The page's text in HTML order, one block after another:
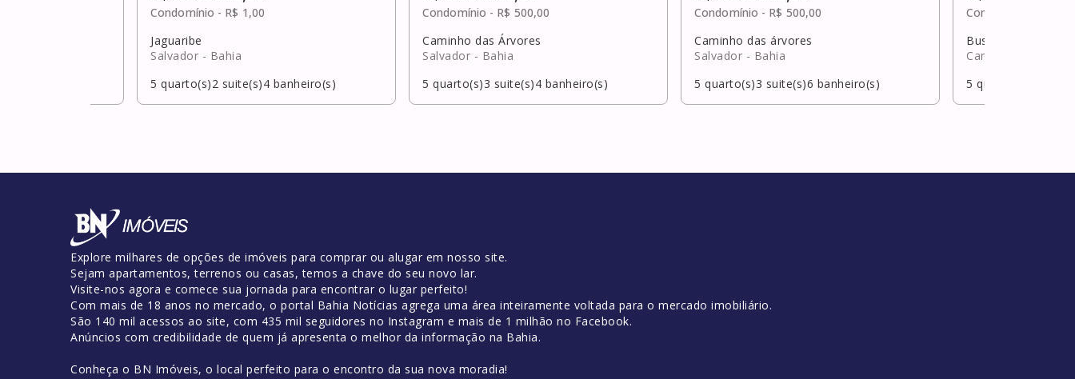
Condomínio - R$ 1,00
Jaguaribe
Salvador - Bahia
5 quarto(s)2 suite(s)4 banheiro(s)
Condomínio - R$ 500,00
Caminho das Árvores
Salvador - Bahia
5 quarto(s)3 suite(s)4 banheiro(s)
Condomínio - R$ 500,00
Caminho das árvores
Salvador - Bahia
5 quarto(s)3 suite(s)6 banheiro(s)
Condomínio -
Busca Vida
Camaçari
5 quarto(s)
Explore milhares de opções de imóveis para comprar ou alugar em nosso site.
Sejam apartamentos, terrenos ou casas, temos a chave do seu novo lar.
Visite-nos agora e comece sua jornada para encontrar o lugar perfeito!
Com mais de 18 anos no mercado, o portal Bahia Notícias agrega uma área inteiramente voltada para o mercado imobiliário.
São 140 mil acessos ao site, com 435 mil seguidores no Instagram e mais de 1 milhão no Facebook.
Anúncios com credibilidade de quem já apresenta o melhor da informação na Bahia.
Conheça o BN Imóveis, o local perfeito para o encontro da sua nova moradia!